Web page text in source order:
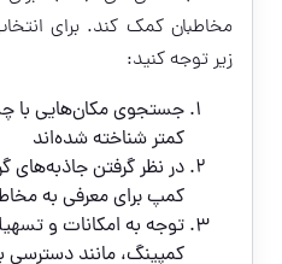
مخاطبان کمک کند. برای
زیر توجه کنید:
جستجوی مکان‌هایی با
کمتر شناخته شده‌اند
در نظر گرفتن
کمپ برای معرفی به
توجه به امکانات و
کمپینگ، مانند